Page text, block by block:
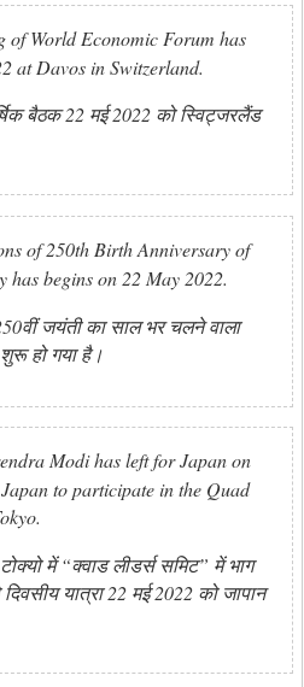
of World Economic Forum has
at Davos in Switzerland.
बैठक 22 मई 2022 को स्विट्जरलैंड
of 250th Birth Anniversary of
has begins on 22 May 2022.
जयंती का साल भर चलने वाला
हो गया है।
Modi has left for Japan on
to participate in the Quad
में “क्वाड लीडर्स समिट” में भाग
यात्रा 22 मई 2022 को जापान